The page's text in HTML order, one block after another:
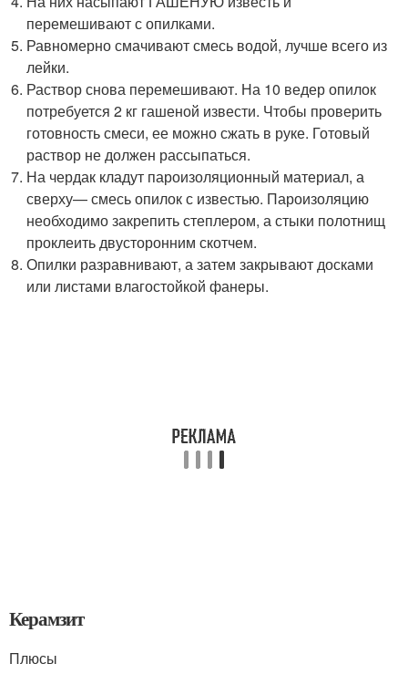
перемешивают с опилками.
Равномерно смачивают смесь водой, лучше всего из
лейки.
Раствор снова перемешивают. На 10 ведер опилок
потребуется 2 кг гашеной извести. Чтобы проверить
готовность смеси, ее можно сжать в руке. Готовый
раствор не должен рассыпаться.
На чердак кладут пароизоляционный материал, а
сверху— смесь опилок с известью. Пароизоляцию
необходимо закрепить степлером, а стыки полотнищ
проклеить двусторонним скотчем.
Опилки разравнивают, а затем закрывают досками
или листами влагостойкой фанеры.
Керамзит
Плюсы